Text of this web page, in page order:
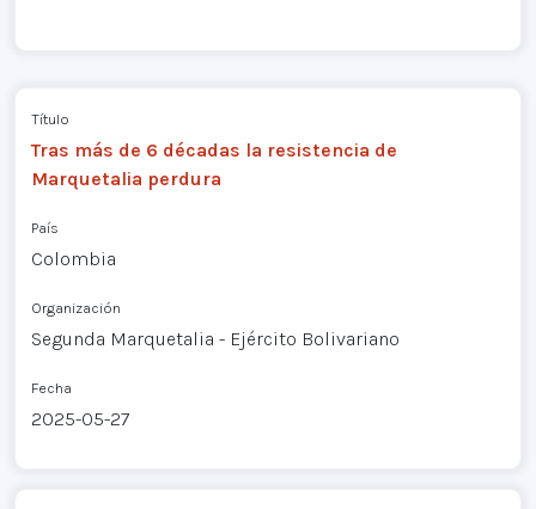
Título
Tras más de 6 décadas la resistencia de
Marquetalia perdura
País
Colombia
Organización
Segunda Marquetalia - Ejército Bolivariano
Fecha
2025-05-27